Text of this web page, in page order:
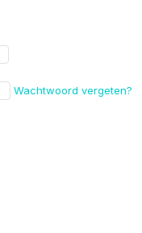
Wachtwoord vergeten?